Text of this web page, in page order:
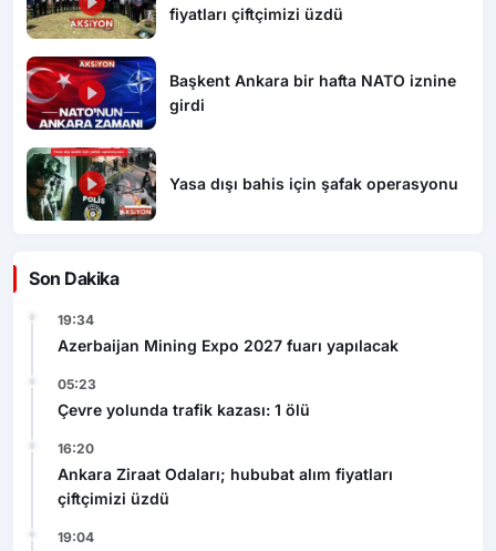
fiyatları çiftçimizi üzdü
Başkent Ankara bir hafta NATO iznine
girdi
Yasa dışı bahis için şafak operasyonu
Son Dakika
19:34
Azerbaijan Mining Expo 2027 fuarı yapılacak
05:23
Çevre yolunda trafik kazası: 1 ölü
16:20
Ankara Ziraat Odaları; hububat alım fiyatları
çiftçimizi üzdü
19:04